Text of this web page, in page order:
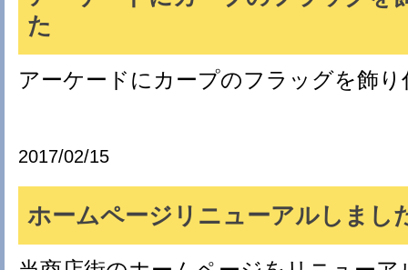
た
アーケードにカープのフラッグを飾
2017/02/15
ホームページリニューアルしまし